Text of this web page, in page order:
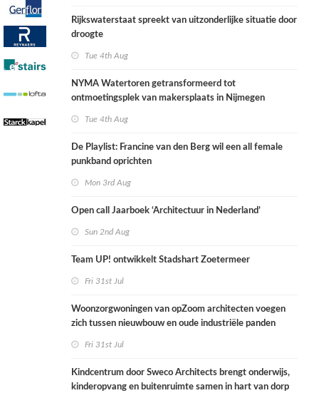
Rijkswaterstaat spreekt van uitzonderlijke situatie door
droogte
Tue 4th Aug
NYMA Watertoren getransformeerd tot
ontmoetingsplek van makersplaats in Nijmegen
Tue 4th Aug
De Playlist: Francine van den Berg wil een all female
punkband oprichten
Mon 3rd Aug
Open call Jaarboek ‘Architectuur in Nederland’
Sun 2nd Aug
Team UP! ontwikkelt Stadshart Zoetermeer
Fri 31st Jul
Woonzorgwoningen van opZoom architecten voegen
zich tussen nieuwbouw en oude industriële panden
Fri 31st Jul
Kindcentrum door Sweco Architects brengt onderwijs,
kinderopvang en buitenruimte samen in hart van dorp